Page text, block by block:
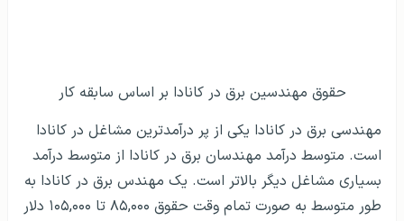
حقوق مهندسین برق در کانادا بر اساس سابقه کار
مهندسی برق در کانادا یکی از پر درآمد‌ترین مشاغل در کانادا
است. متوسط درآمد مهندسان برق در کانادا از متوسط درآمد
بسیاری مشاغل دیگر بالاتر است. یک مهندس برق در کانادا به
طور متوسط به صورت تمام وقت حقوق ۸۵,۰۰۰ تا ۱۰۵,۰۰۰ دلار